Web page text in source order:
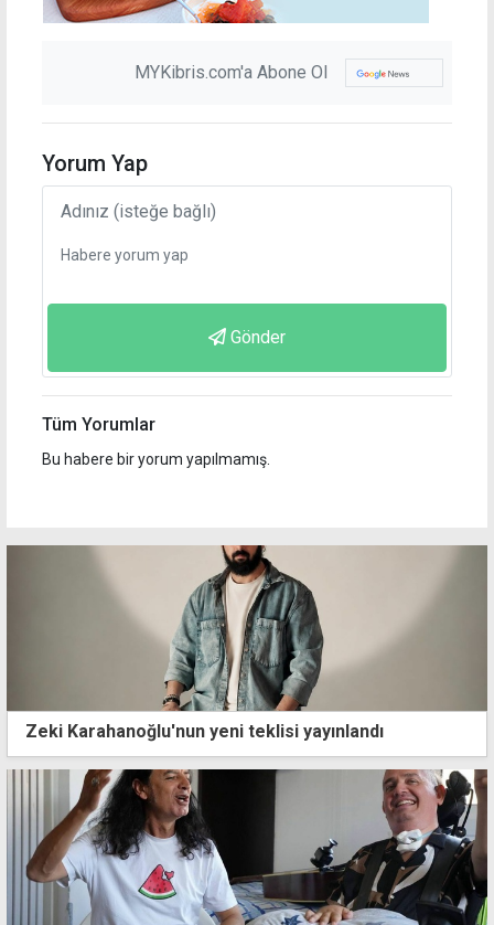
MYKibris.com'a Abone Ol
Yorum Yap
Gönder
Tüm Yorumlar
Bu habere bir yorum yapılmamış.
Zeki Karahanoğlu'nun yeni teklisi yayınlandı